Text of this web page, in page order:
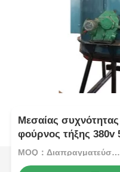
Μεσαίας συχνότητας
φούρνος τήξης 380v
ονομαστική ισχύ
MOQ：Διαπραγματεύσιμος